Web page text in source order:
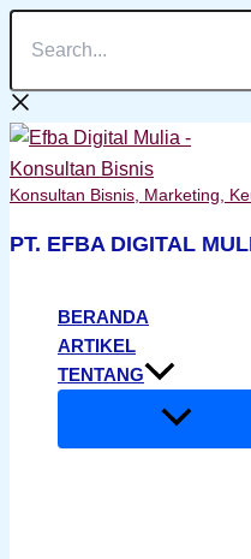
konten
Konsultan Bisnis, Marketing,
PT. EFBA DIGITAL
BERANDA
ARTIKEL
TENTANG